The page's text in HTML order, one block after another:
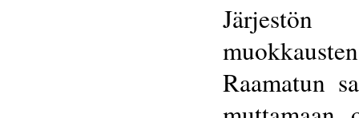
Järjestön
Raamatun